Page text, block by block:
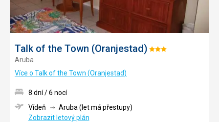
Talk of the Town (Oranjestad) Hodnocení:
Aruba
Více o Talk of the Town (Oranjestad)
8 dní / 6 nocí
Vídeň
Aruba (let má přestupy)
Zobrazit letový plán